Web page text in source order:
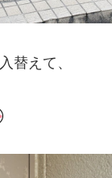
替えて、